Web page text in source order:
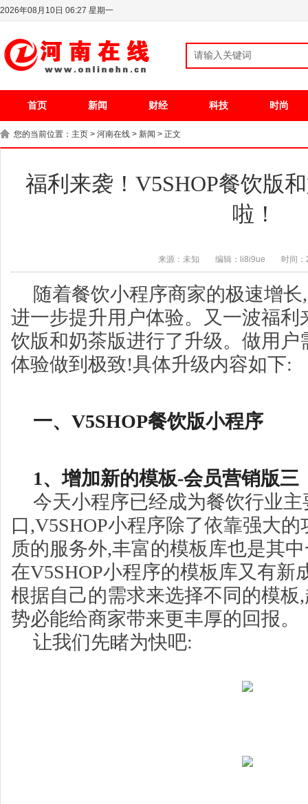
2026年08月10日 06:27 星期一
首页 新闻 财经 科技 时尚
您的当前位置： 主页 > 河南在线 > 新闻 > 正文
福利来袭！V5SHOP餐饮版
啦！
来源：未知 编辑：li8i9ue 时间
随着餐饮小程序商家的极速增
进一步提升用户体验。又一波福
饮版和奶茶版进行了升级。做用户
体验做到极致!具体升级内容如下:
一、V5SHOP餐饮版小程序
1、增加新的模板-会员营销版三
今天小程序已经成为餐饮行业
口,V5SHOP小程序除了依靠强大
质的服务外,丰富的模板库也是其
在V5SHOP小程序的模板库又有新
根据自己的需求来选择不同的模板
势必能给商家带来更丰厚的回报。
让我们先睹为快吧: